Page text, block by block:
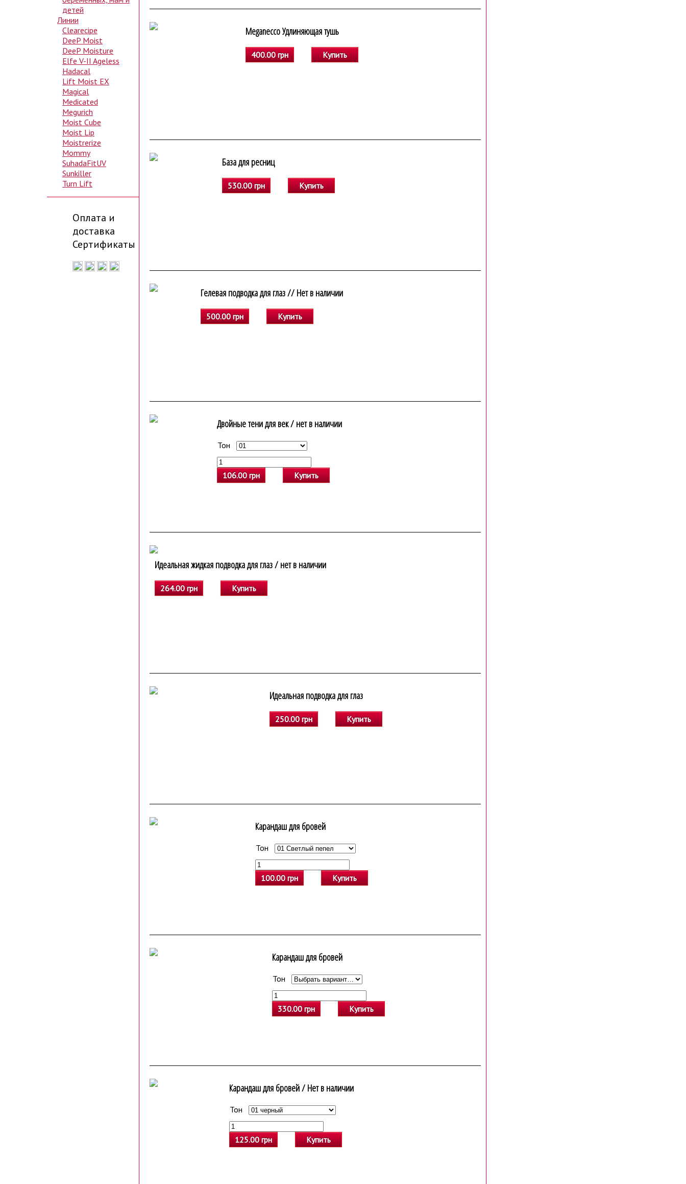
Meganecco Удлиняющая тушь
400.00 грн Купить
База для ресниц
530.00 грн Купить
Гелевая подводка для глаз // Нет в наличии
500.00 грн Купить
Двойные тени для век / нет в наличии
Тон
106.00 грн Купить
Идеальная жидкая подводка для глаз / нет в наличии
264.00 грн Купить
Идеальная подводка для глаз
250.00 грн Купить
Карандаш для бровей
Тон
100.00 грн Купить
Карандаш для бровей
Тон
330.00 грн Купить
Карандаш для бровей / Нет в наличии
Тон
125.00 грн Купить
детей
Линии
Clearecipe
DeeP Moist
DeeP Moisture
Elfe V-II Ageless
Hadacal
Lift Moist EX
Magical
Medicated
Megurich
Moist Cube
Moist Lip
Moistrerize
Mommy
SuhadaFitUV
Sunkiller
Turn Lift
Оплата и
доставка
Сертификаты